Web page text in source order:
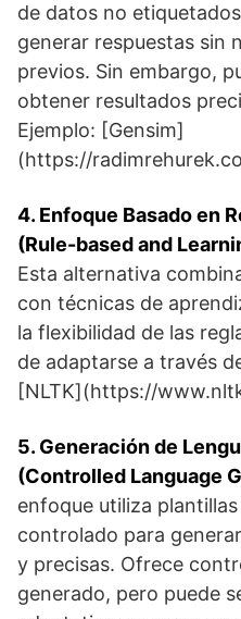
de datos no
generar respuestas sin
previos. Sin embargo,
obtener resultados
Ejemplo: [Gensim]
(https://
4. Enfoque Basado en
(Rule-based and
Esta alternativa
con técnicas de
la flexibilidad de las
de adaptarse a través
[NLTK](https://
5. Generación de
(Controlled Language
enfoque utiliza
controlado para
y precisas. Ofrece
generado, pero puede